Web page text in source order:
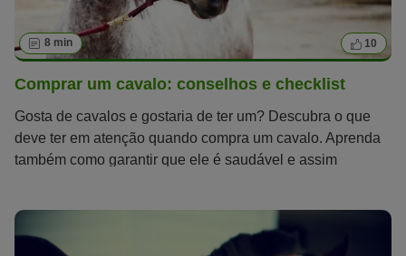
8 min 10
Comprar um cavalo: conselhos e checklist
Gosta de cavalos e gostaria de ter um? Descubra o que
deve ter em atenção quando compra um cavalo. Aprenda
também como garantir que ele é saudável e assim